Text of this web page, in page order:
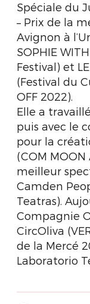
Spéciale du
– Prix de la
Avignon à
SOPHIE
Festival) et
(Festival du
OFF 2022).
Elle a
puis avec le
pour la
(COM
meilleur
Camden
Teatras).
Compagnie
CircOliva
de la Mercé
Laboratorio